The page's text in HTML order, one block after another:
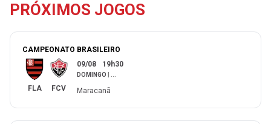
PRÓXIMOS JOGOS
CAMPEONATO BRASILEIRO
FLA FCV
09/08 19h30
DOMINGO ...
Maracanã